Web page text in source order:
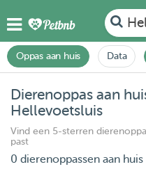
Oppas aan huis Data
Dierenoppas aan
Hellevoetsluis
Vind een 5-sterren
past
0 dierenoppassen aan